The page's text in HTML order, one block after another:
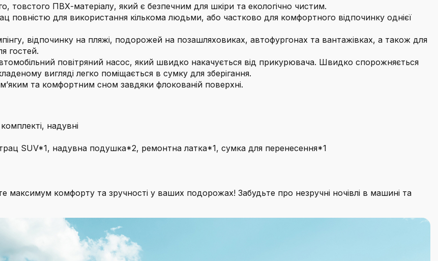
товстого ПВХ-матеріалу, який є безпечним для шкіри та екологічно чистим.
повністю для використання кількома людьми, або частково для комфортного відпочинку однієї
відпочинку на пляжі, подорожей на позашляховиках, автофургонах та вантажівках, а також для
гостей.
повітряний насос, який швидко накачується від прикурювача. Швидко спорожняється
вигляді легко поміщається в сумку для зберігання.
та комфортним сном завдяки флокованій поверхні.
надувні
SUV*1, надувна подушка*2, ремонтна латка*1, сумка для перенесення*1
максимум комфорту та зручності у ваших подорожах! Забудьте про незручні ночівлі в машині та